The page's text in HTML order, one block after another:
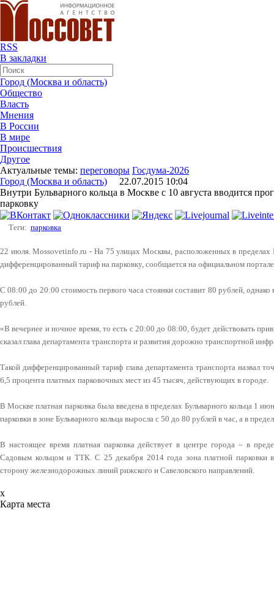
RSS
В закладки
Город (Москва и область)
Общество
Власть
Мнения
В России
В мире
Происшествия
Другое
Актуальные темы: переговоры Госдума-2026
Город (Москва и область) 22.07.2015 10:04
Внутри Бульварного кольца в Москве с 10 августа вводится
парковку
Теги: парковка
22 июля. Mossovetinfo.ru - На 75 улицах Москвы, расположенных в пределах
дифференцированный тариф на парковку, сообщается на официальном
С 08:00 до 20:00 стоимость первого часа стоянки составит 80 рублей,
рублей.
«В вечернее и ночное время, то есть с 20:00 до 08:00, будет действовать
сказал глава департамента транспорта и развития дорожно транспортной
Такой дифференцированный тариф глава департамента транспорта назвал
6,5 процента платных парковочных мест из 45 тысяч, действующих в городе.
В Москве платная парковка была введена в пределах Бульварного кольца 1
парковки в зоне Бульварного кольца выросла с 50 до 80 рублей в час, а в
В настоящее время платная парковка действует в центре города – в
Садовым кольцом и ТТК. С 25 декабря 2014 года зона платной
сторону железнодорожных линий рижского и Савеловского направлений.
x
Карта места